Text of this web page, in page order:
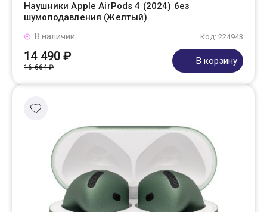
Наушники Apple AirPods 4 (2024) без
шумоподавления (Желтый)
Код: 224943
В наличии
14 490 ₽
16 664 ₽
В корзину